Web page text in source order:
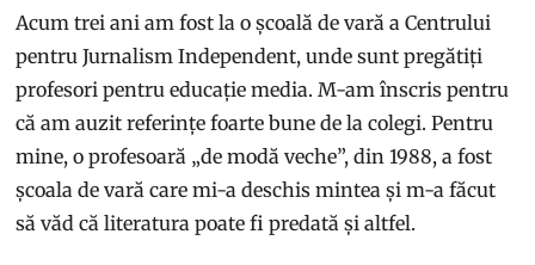
Acum trei ani am fost la o școală de vară a Centrului
pentru Jurnalism Independent, unde sunt pregătiți
profesori pentru educație media. M-am înscris pentru
că am auzit referințe foarte bune de la colegi. Pentru
mine, o profesoară „de modă veche”, din 1988, a fost
școala de vară care mi-a deschis mintea și m-a făcut
să văd că literatura poate fi predată și altfel.